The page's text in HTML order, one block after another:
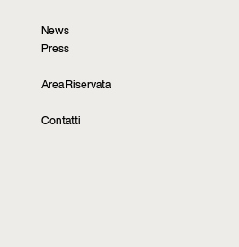
News
Press
Area Riservata
Contatti